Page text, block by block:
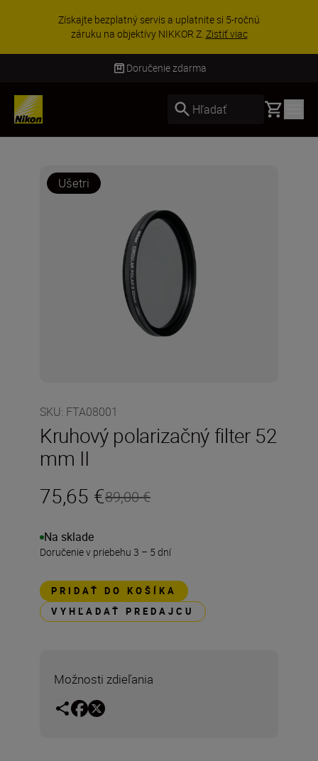
Získajte bezplatný servis a uplatnite si 5-ročnú
záruku na objektívy NIKKOR Z.Zistiť viac
Doručenie zdarma
Hľadať Basket
Ušetri
SKU: FTA08001
Kruhový polarizačný filter 52
mm II
75,65 €89,00 €
Na sklade
Doručenie v priebehu 3 – 5 dní
PRIDAŤ DO KOŠÍKA
VYHĽADAŤ PREDAJCU
Možnosti zdieľania